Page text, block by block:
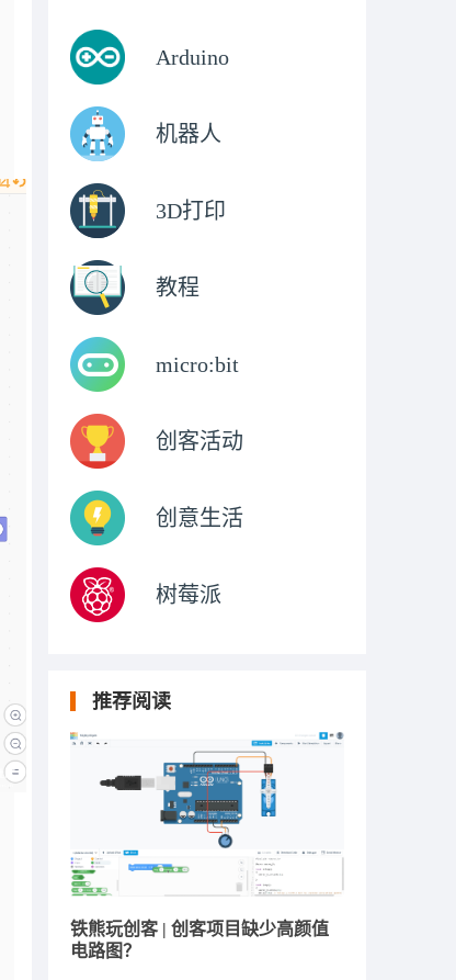
Arduino
机器人
3D打印
教程
micro:bit
创客活动
创意生活
树莓派
推荐阅读
铁熊玩创客 | 创客项目缺少高颜值
电路图？